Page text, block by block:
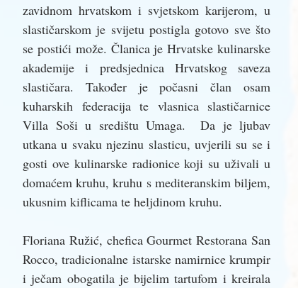
zavidnom hrvatskom i svjetskom karijerom, u
slastičarskom je svijetu postigla gotovo sve što
se postići može. Članica je Hrvatske kulinarske
akademije i predsjednica Hrvatskog saveza
slastičara. Također je počasni član osam
kuharskih federacija te vlasnica slastičarnice
Villa Soši u središtu Umaga.  Da je ljubav
utkana u svaku njezinu slasticu, uvjerili su se i
gosti ove kulinarske radionice koji su uživali u
domaćem kruhu, kruhu s mediteranskim biljem,
ukusnim kiflicama te heljdinom kruhu.
Floriana Ružić, chefica Gourmet Restorana San
Rocco, tradicionalne istarske namirnice krumpir
i ječam obogatila je bijelim tartufom i kreirala